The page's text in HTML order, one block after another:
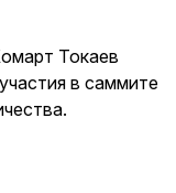
Токаев
в саммите